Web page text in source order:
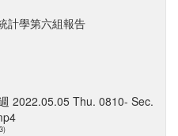
計學第六組報告
2022.05.05 Thu. 0810- Sec.